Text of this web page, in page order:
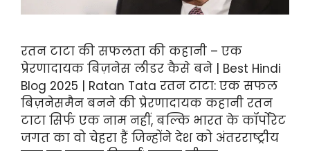
रतन टाटा की सफलता की कहानी – एक
प्रेरणादायक बिज़नेस लीडर कैसे बने | Best Hindi
Blog 2025 | Ratan Tata रतन टाटा: एक सफल
बिज़नेसमैन बनने की प्रेरणादायक कहानी रतन
टाटा सिर्फ एक नाम नहीं, बल्कि भारत के कॉर्पोरेट
जगत का वो चेहरा हैं जिन्होंने देश को अंतरराष्ट्रीय